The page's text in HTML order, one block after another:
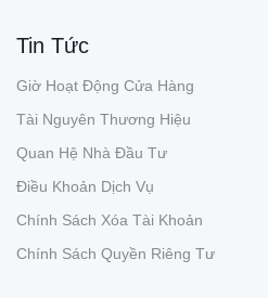
Tin Tức
Giờ Hoạt Động Cửa Hàng
Tài Nguyên Thương Hiệu
Quan Hệ Nhà Đầu Tư
Điều Khoản Dịch Vụ
Chính Sách Xóa Tài Khoản
Chính Sách Quyền Riêng Tư